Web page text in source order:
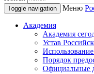
Toggle navigation Меню
Академия
Академия
Устав
Порядок
Официальные